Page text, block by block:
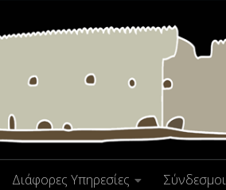
Διάφορες Υπηρεσίες Σύνδεσμοι